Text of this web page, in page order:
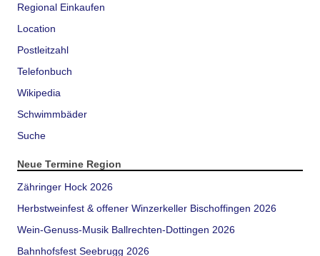
Regional Einkaufen
Location
Postleitzahl
Telefonbuch
Wikipedia
Schwimmbäder
Suche
Neue Termine Region
Zähringer Hock 2026
Herbstweinfest & offener Winzerkeller Bischoffingen 2026
Wein-Genuss-Musik Ballrechten-Dottingen 2026
Bahnhofsfest Seebrugg 2026